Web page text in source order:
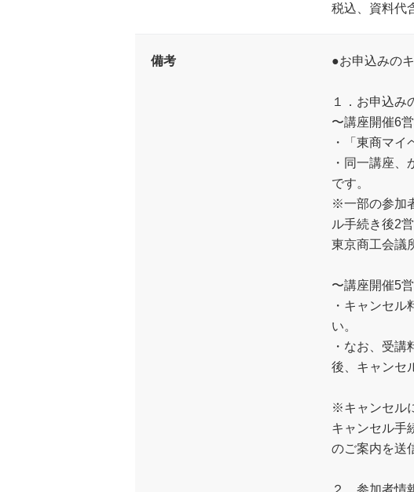
税込、資料代
備考 ●お申込みの
１．お申込み
〜講座開催6
・「東商マ
・同一講座
です。
※一部の参加
ル手続き後2
東京商工会議
〜講座開催5
・キャンセ
い。
・なお、受
後、キャンセ
※キャンセル
キャンセル手
のご案内を送
２．参加者情